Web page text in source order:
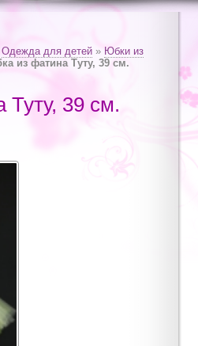
Одежда для детей » Юбки из
из фатина Туту, 39 см.